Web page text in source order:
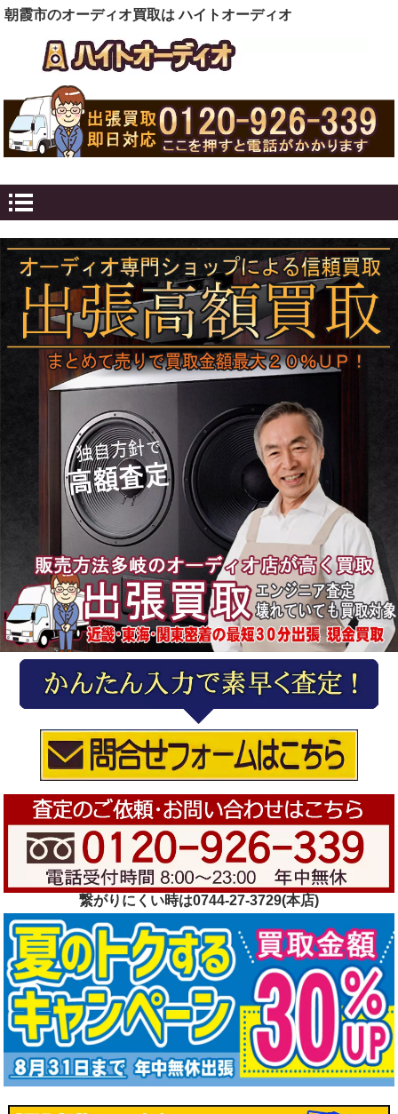
朝霞市のオーディオ買取は ハイトオーディオ
繋がりにくい時は0744-27-3729(本店)